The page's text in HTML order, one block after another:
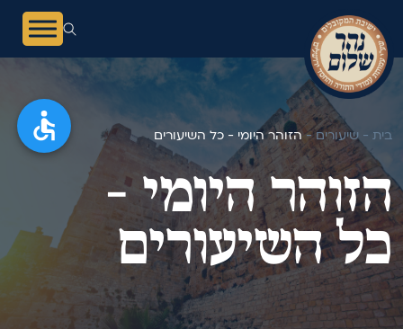
בית - שיעורים - הזוהר היומי - כל השיעורים
הזוהר היומי -
כל השיעורים